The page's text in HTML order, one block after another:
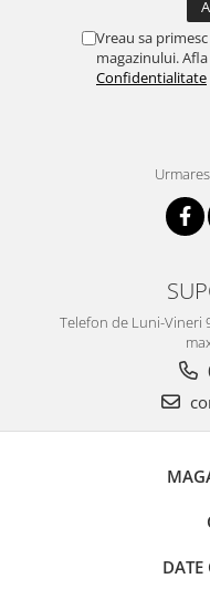
Vreau sa
magazinului.
Confidentialitate
Telefon de Luni-Vineri
DATE